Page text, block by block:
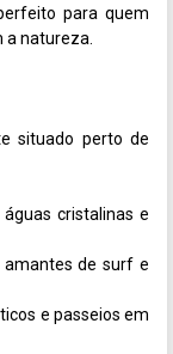
para quem
a natureza.
situado perto de
cristalinas e
amantes de surf e
e passeios em